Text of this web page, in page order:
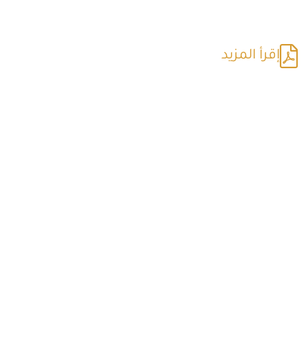
إقرأ المزيد